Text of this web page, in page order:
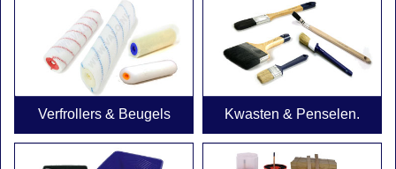
Verfrollers & Beugels Kwasten & Penselen.